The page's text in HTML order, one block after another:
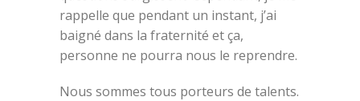
rappelle que pendant un instant, j’ai
baigné dans la fraternité et ça,
personne ne pourra nous le reprendre.
Nous sommes tous porteurs de talents.